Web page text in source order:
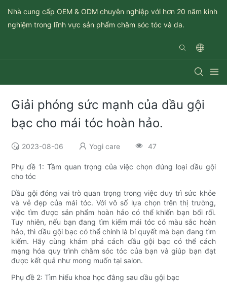
Nhà cung cấp OEM & ODM chuyên nghiệp với hơn 20 năm kinh
nghiệm trong lĩnh vực sản phẩm chăm sóc tóc và da.
Giải phóng sức mạnh của dầu gội
bạc cho mái tóc hoàn hảo.
2023-08-06 Yogi care 47
Phụ đề 1: Tầm quan trọng của việc chọn đúng loại dầu gội
cho tóc
Dầu gội đóng vai trò quan trọng trong việc duy trì sức khỏe
và vẻ đẹp của mái tóc. Với vô số lựa chọn trên thị trường,
việc tìm được sản phẩm hoàn hảo có thể khiến bạn bối rối.
Tuy nhiên, nếu bạn đang tìm kiếm mái tóc có màu sắc hoàn
hảo, thì dầu gội bạc có thể chính là bí quyết mà bạn đang tìm
kiếm. Hãy cùng khám phá cách dầu gội bạc có thể cách
mạng hóa quy trình chăm sóc tóc của bạn và giúp bạn đạt
được kết quả như mong muốn tại salon.
Phụ đề 2: Tìm hiểu khoa học đằng sau dầu gội bạc